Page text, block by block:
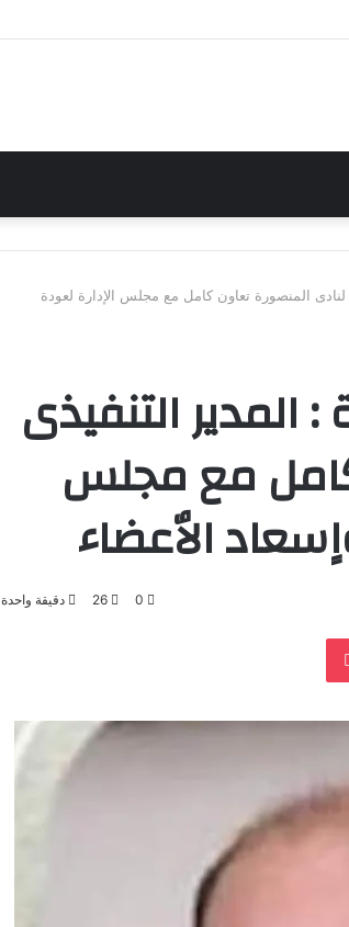
لنادى المنصورة تعاون كامل مع مجلس الإدارة لعودة
المدير التنفيذى
كامل مع مجلس
الاٌعضاء
0
26 دقيقة واحدة
بوكيت